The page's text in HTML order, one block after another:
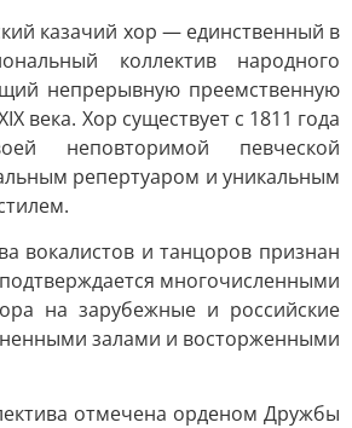
казачий хор — единственный в
коллектив народного
непрерывную преемственную
века. Хор существует с 1811 года
неповторимой певческой
репертуаром и уникальным
вокалистов и танцоров признан
многочисленными
на зарубежные и российские
залами и восторженными
отмечена орденом Дружбы